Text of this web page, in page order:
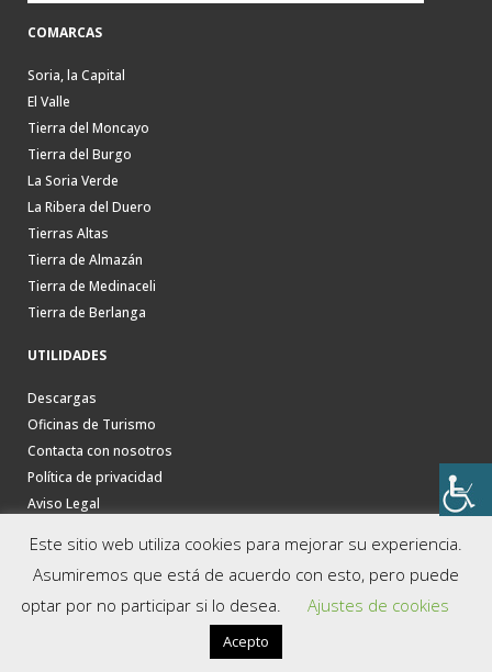
COMARCAS
Soria, la Capital
El Valle
Tierra del Moncayo
Tierra del Burgo
La Soria Verde
La Ribera del Duero
Tierras Altas
Tierra de Almazán
Tierra de Medinaceli
Tierra de Berlanga
UTILIDADES
Descargas
Oficinas de Turismo
Contacta con nosotros
Política de privacidad
Aviso Legal
Este sitio web utiliza cookies para mejorar su experiencia.
Asumiremos que está de acuerdo con esto, pero puede
optar por no participar si lo desea.
Ajustes de cookies
Acepto